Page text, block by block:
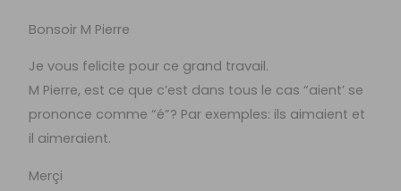
Bonsoir M Pierre
Je vous felicite pour ce grand travail.
M Pierre, est ce que c’est dans tous le cas “aient’ se
prononce comme “é”? Par exemples: ils aimaient et
il aimeraient.
Merçi